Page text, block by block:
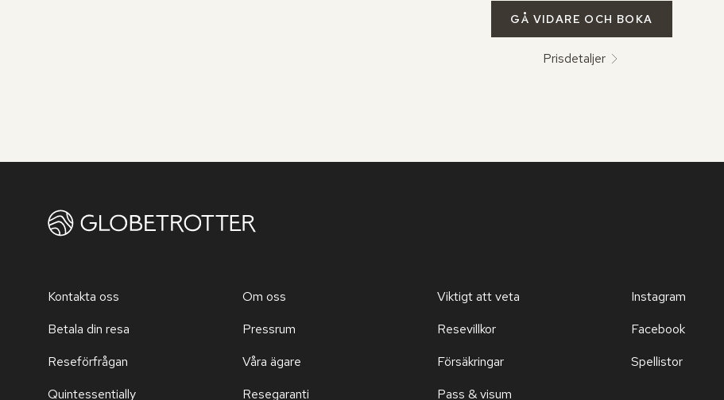
GÅ VIDARE OCH BOKA
Prisdetaljer
Kontakta oss
Betala din resa
Reseförfrågan
Quintessentially
Om oss
Pressrum
Våra ägare
Resegaranti
Viktigt att veta
Resevillkor
Försäkringar
Pass & visum
Instagram
Facebook
Spellistor